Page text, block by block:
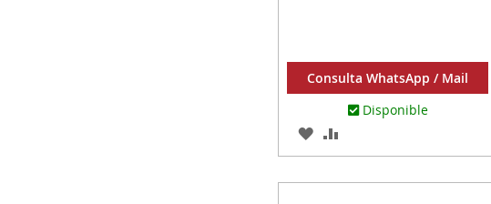
Consulta WhatsApp / Mail
Disponible
AGREGAR
A
PARA